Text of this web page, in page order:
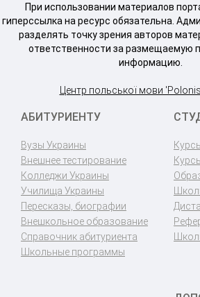
При использовании материалов
гиперссылка на ресурс обязательна.
разделять точку зрения авторов
ответственности за размещаемую
информацию.
Центр польської мови
АБИТУРИЕНТУ
Вузы Украины
Внешнее тестирование
Колледжи Украины
Училища Украины
Пересказы, биографии
Внешкольное образование
Справочник абитуриента
Школьные программы